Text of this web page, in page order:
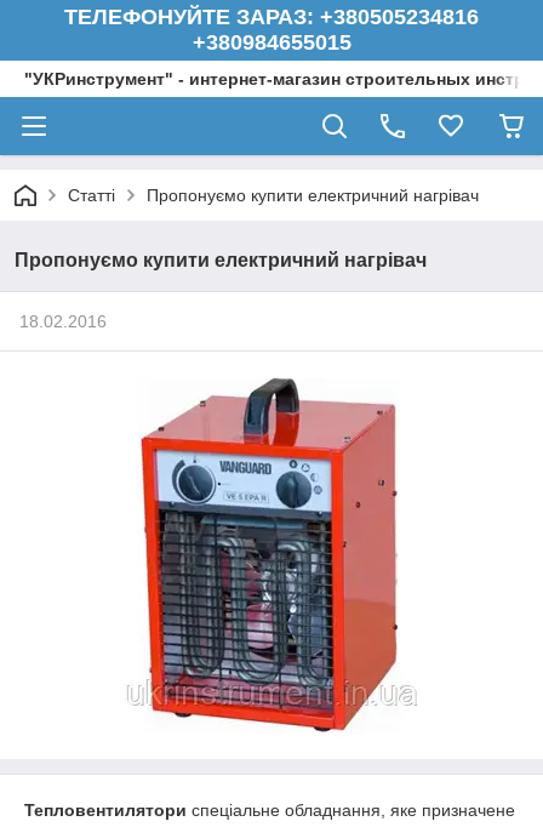
ТЕЛЕФОНУЙТЕ ЗАРАЗ: +380505234816
+380984655015
"УКРинструмент" - интернет-магазин строительных
Статті Пропонуємо купити електричний нагрівач
Пропонуємо купити електричний нагрівач
18.02.2016
Тепловентилятори спеціальне обладнання, яке призначене